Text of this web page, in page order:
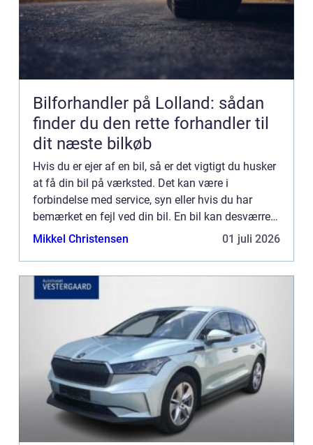
Bilforhandler på Lolland: sådan
finder du den rette forhandler til
dit næste bilkøb
Hvis du er ejer af en bil, så er det vigtigt du husker
at få din bil på værksted. Det kan være i
forbindelse med service, syn eller hvis du har
bemærket en fejl ved din bil. En bil kan desværre
godt udvikle problemer over tid, særligt hvis du
Mikkel Christensen 01 juli 2026